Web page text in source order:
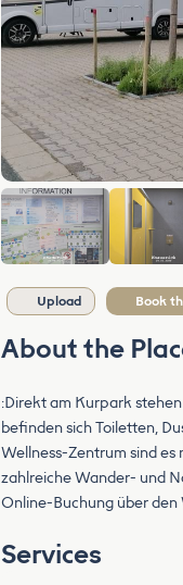
Upload Book
About the
:Direkt am Kurpark
befinden sich Toiletten,
Wellness-Zentrum sind
zahlreiche Wander- und
Online-Buchung über
Services